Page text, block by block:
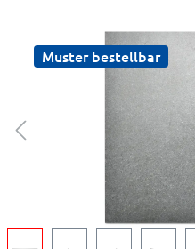
Muster bestellbar